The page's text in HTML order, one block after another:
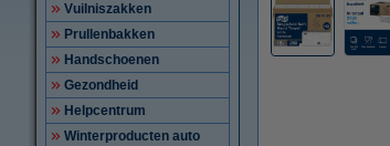
Vuilniszakken
Prullenbakken
Handschoenen
Gezondheid
Helpcentrum
Winterproducten auto